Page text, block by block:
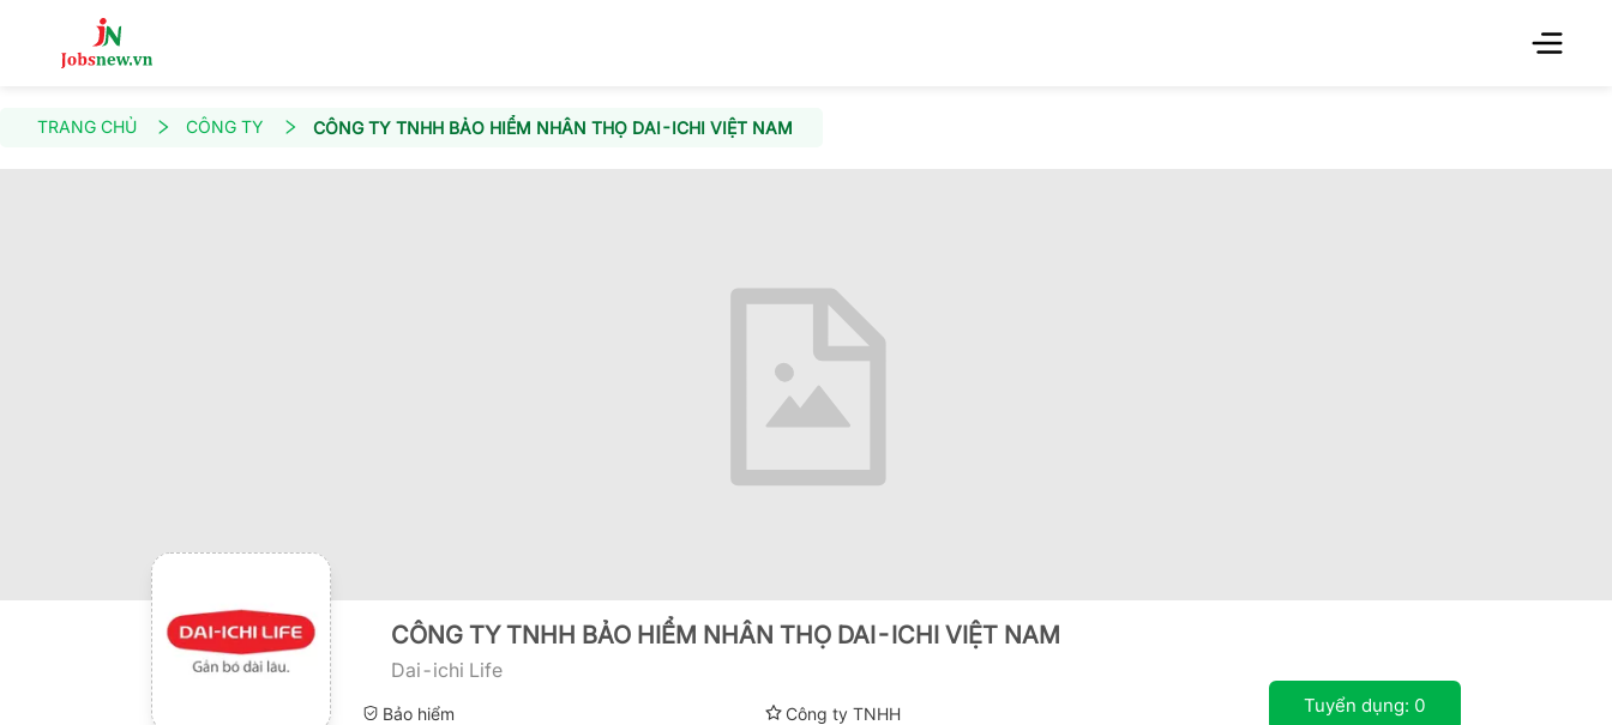
TRANG CHỦ CÔNG TY CÔNG TY TNHH BẢO HIỂM NHÂN THỌ DAI-ICHI VIỆT NAM
CÔNG TY TNHH BẢO HIỂM NHÂN THỌ DAI-ICHI VIỆT NAM
Dai-ichi Life
Bảo hiểm Công ty TNHH Tuyển dụng: 0